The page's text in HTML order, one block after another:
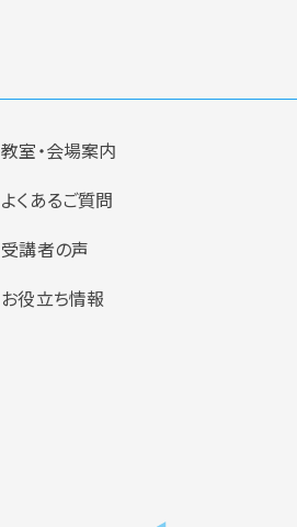
教室・会場案内
よくあるご質問
受講者の声
お役立ち情報